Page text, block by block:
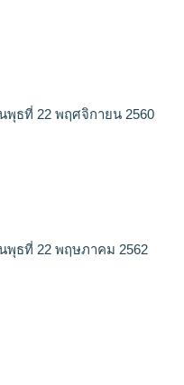
พุธที่ 22 พฤศจิกายน 2560
พุธที่ 22 พฤษภาคม 2562